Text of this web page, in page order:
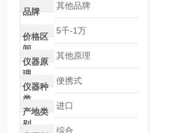
品牌
其他品牌
价格区
间
5千-1万
仪器原
理
其他原理
仪器种
类
便携式
产地类
别
进口
综合